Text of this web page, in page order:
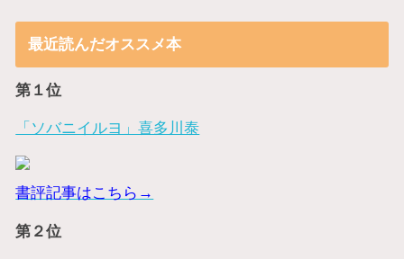
最近読んだオススメ本
第１位
「ソバニイルヨ」喜多川泰
書評記事はこちら→
第２位